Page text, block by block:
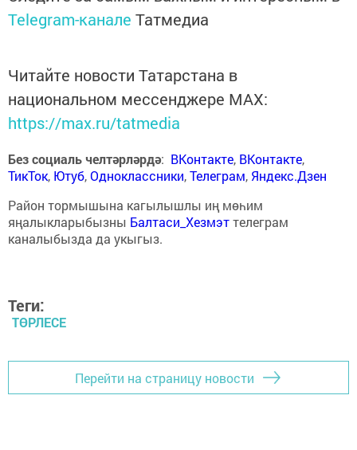
Telegram-канале Татмедиа
Читайте новости Татарстана в
национальном мессенджере MАХ:
https://max.ru/tatmedia
Без социаль челтәрләрдә: ВКонтакте, ВКонтакте,
ТикТок, Ютуб,Одноклассники,Телеграм, Яндекс.Дзен
Район тормышына кагылышлы иң мөһим
яңалыкларыбызны Балтаси_Хезмэттелеграм
каналыбызда да укыгыз.
Теги:
ТӨРЛЕСЕ
Перейти на страницу новости